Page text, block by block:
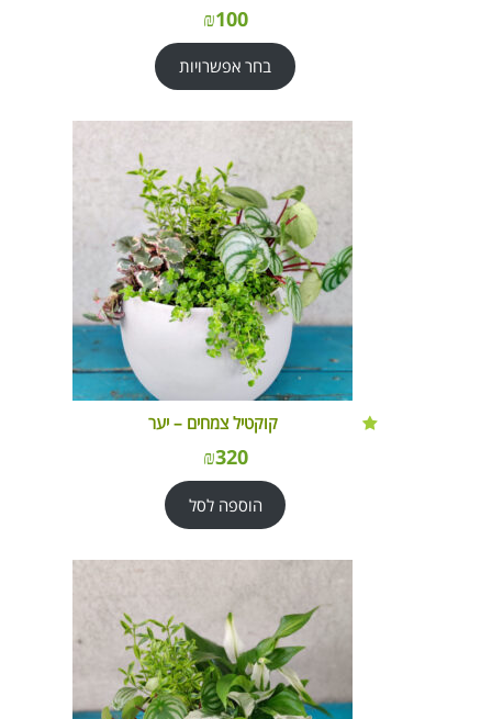
₪100
בחר אפשרויות
קוקטיל צמחים – יער
₪320
הוספה לסל